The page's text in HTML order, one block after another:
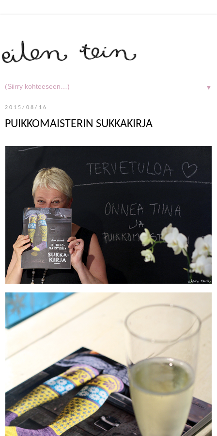
▼
2015/08/16
PUIKKOMAISTERIN SUKKAKIRJA